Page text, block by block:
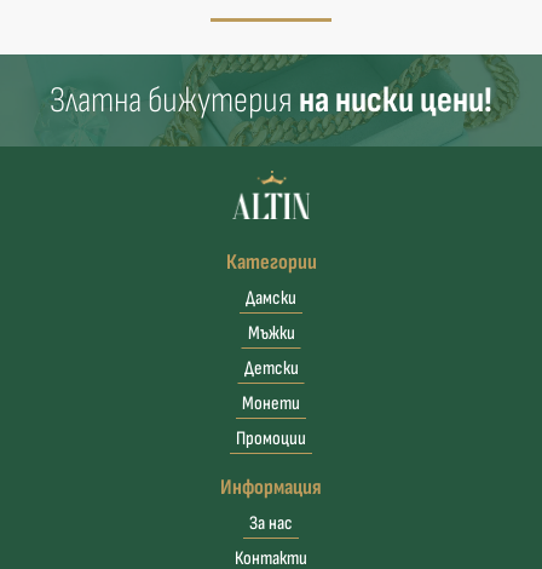
Златна бижутерия на ниски цени!
Категории
Дамски
Мъжки
Детски
Монети
Промоции
Информация
За нас
Контакти